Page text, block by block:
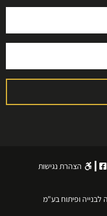
הצהרת נגישות
ופיתוח בע"מ